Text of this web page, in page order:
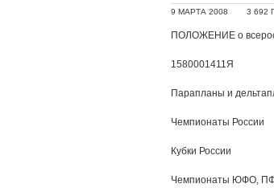
9 МАРТА 2008 3 692
ПОЛОЖЕНИЕ о
1580001411Я
Парапланы и
Чемпионаты России
Кубки России
Чемпионаты ЮФО,